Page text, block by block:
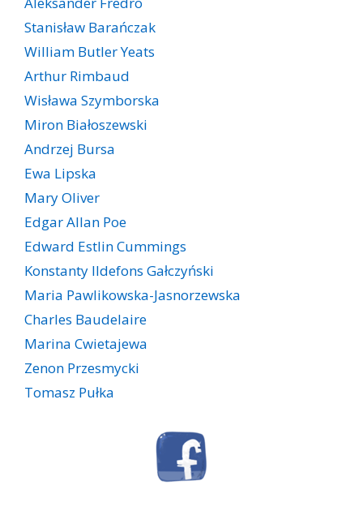
Stanisław Barańczak
William Butler Yeats
Arthur Rimbaud
Wisława Szymborska
Miron Białoszewski
Andrzej Bursa
Ewa Lipska
Mary Oliver
Edgar Allan Poe
Edward Estlin Cummings
Konstanty Ildefons Gałczyński
Maria Pawlikowska-Jasnorzewska
Charles Baudelaire
Marina Cwietajewa
Zenon Przesmycki
Tomasz Pułka